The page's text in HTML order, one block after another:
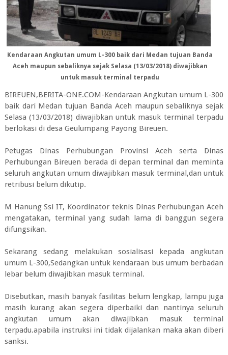
Kendaraan Angkutan umum L-300 baik dari Medan tujuan Banda
Aceh maupun sebaliknya sejak Selasa (13/03/2018) diwajibkan
untuk masuk terminal terpadu
BIREUEN,BERITA-ONE.COM-Kendaraan Angkutan umum L-300
baik dari Medan tujuan Banda Aceh maupun sebaliknya sejak
Selasa (13/03/2018) diwajibkan untuk masuk terminal terpadu
berlokasi di desa Geulumpang Payong Bireuen.
Petugas Dinas Perhubungan Provinsi Aceh serta Dinas
Perhubungan Bireuen berada di depan terminal dan meminta
seluruh angkutan umum diwajibkan masuk terminal,dan untuk
retribusi belum dikutip.
M Hanung Ssi IT, Koordinator teknis Dinas Perhubungan Aceh
mengatakan, terminal yang sudah lama di banggun segera
difungsikan.
Sekarang sedang melakukan sosialisasi kepada angkutan
umum L-300,Sedangkan untuk kendaraan bus umum berbadan
lebar belum diwajibkan masuk terminal.
Disebutkan, masih banyak fasilitas belum lengkap, lampu juga
masih kurang akan segera diperbaiki dan nantinya seluruh
angkutan umum akan diwajibkan masuk terminal
terpadu.apabila instruksi ini tidak dijalankan maka akan diberi
sanksi.